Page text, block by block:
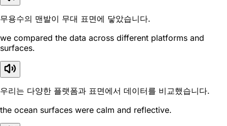
무용수의 맨발이 무대 표면에 닿았습니다.
we compared the data across different platforms and
surfaces.
우리는 다양한 플랫폼과 표면에서 데이터를 비교했습니다.
the ocean surfaces were calm and reflective.